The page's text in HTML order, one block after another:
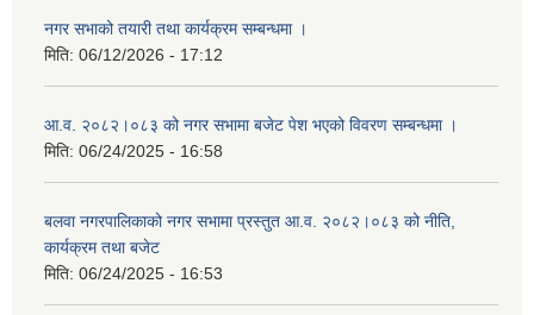
नगर सभाको तयारी तथा कार्यक्रम सम्बन्धमा ।
मिति: 06/12/2026 - 17:12
आ.व. २०८२।०८३ को नगर सभामा बजेट पेश भएको विवरण सम्बन्धमा ।
मिति: 06/24/2025 - 16:58
बलवा नगरपालिकाको नगर सभामा प्रस्तुत आ.व. २०८२।०८३ को नीति,
कार्यक्रम तथा बजेट
मिति: 06/24/2025 - 16:53